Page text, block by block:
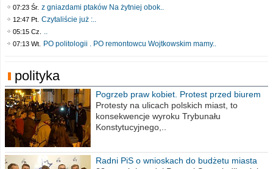
07:23 Śr. z gniazdami ptaków Na żytniej obok..
12:47 Pt. Czytaliście już :..
05:15 Cz. ..
07:13 Wt. PO politologii . PO remontowcu Wojtkowskim mamy..
polityka
Pogrzeb praw kobiet. Protest przed biurem
poselskim PiS
Protesty na ulicach polskich miast, to
konsekwencje wyroku Trybunału
Konstytucyjnego,..
Radni PiS o wnioskach do budżetu miasta